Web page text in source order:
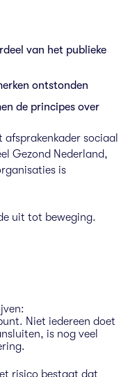
van het publieke
ontstonden
de principes over
sociaal
Gezond Nederland,
is
uit tot beweging.
Niet iedereen doet
is nog veel
risico bestaat dat